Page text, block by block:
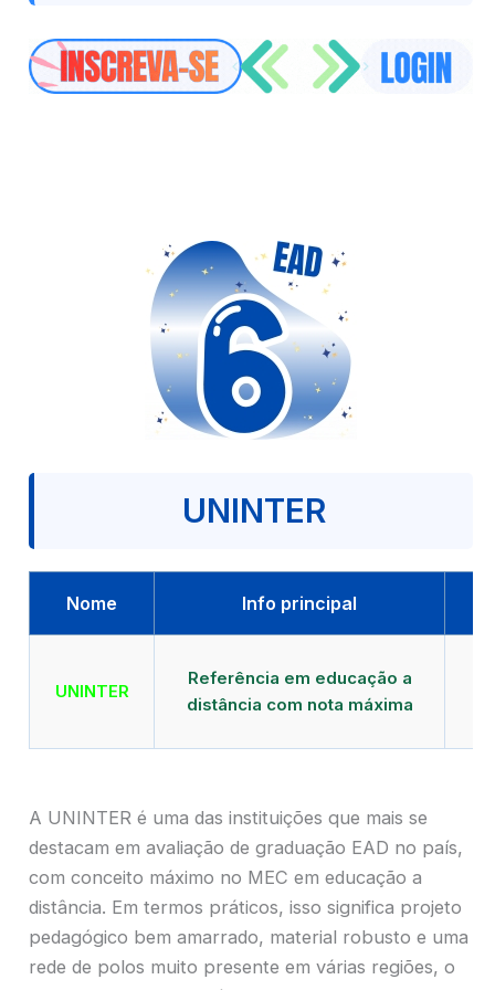
UNINTER
Nome Info principal
UNINTER
Referência em educação a
distância com nota máxima
A UNINTER é uma das instituições que mais se
destacam em avaliação de graduação EAD no país,
com conceito máximo no MEC em educação a
distância. Em termos práticos, isso significa projeto
pedagógico bem amarrado, material robusto e uma
rede de polos muito presente em várias regiões, o